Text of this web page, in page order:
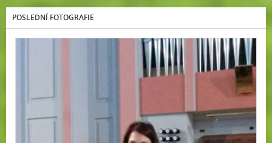
POSLEDNÍ FOTOGRAFIE